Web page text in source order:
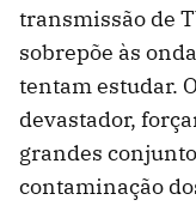
transmissão de
sobrepõe às
tentam estudar.
devastador,
grandes
contaminação